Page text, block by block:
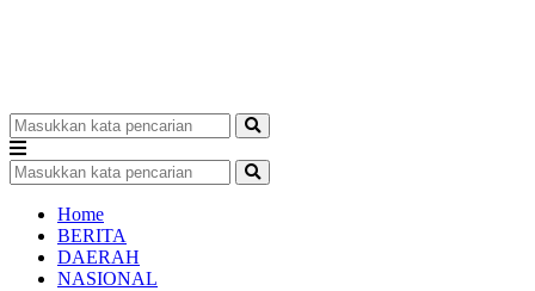
Home
BERITA
DAERAH
NASIONAL